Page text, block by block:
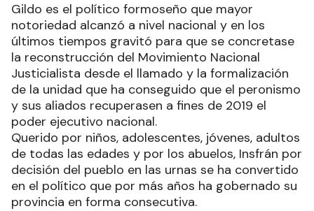
Gildo es el político formoseño que mayor
notoriedad alcanzó a nivel nacional y en los
últimos tiempos gravitó para que se concretase
la reconstrucción del Movimiento Nacional
Justicialista desde el llamado y la formalización
de la unidad que ha conseguido que el peronismo
y sus aliados recuperasen a fines de 2019 el
poder ejecutivo nacional.
Querido por niños, adolescentes, jóvenes, adultos
de todas las edades y por los abuelos, Insfrán por
decisión del pueblo en las urnas se ha convertido
en el político que por más años ha gobernado su
provincia en forma consecutiva.